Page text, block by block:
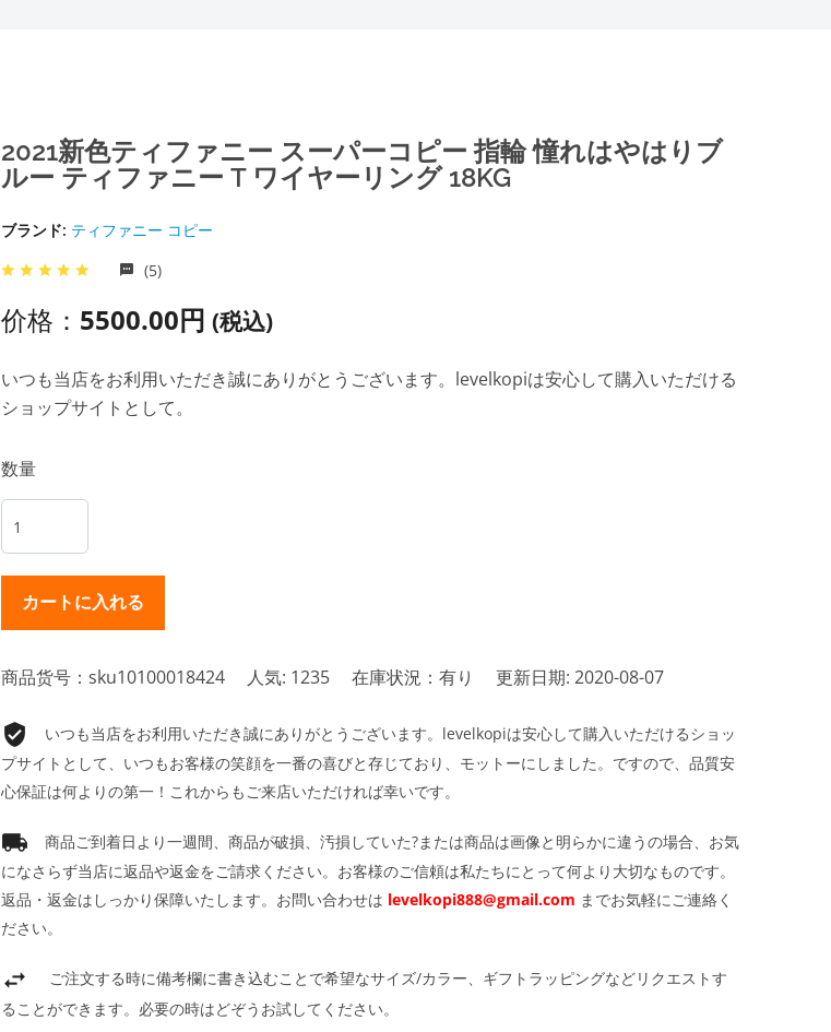
2021新色ティファニー スーパーコピー ​指輪 憧れはやはりブ
ルー ティファニー T ワイヤーリング 18KG
ブランド: ティファニー コピー
(5)
价格： 5500.00円 (税込)
いつも当店をお利用いただき誠にありがとうございます。levelkopiは安心して購入いただける
ショップサイトとして。
数量
商品货号：sku10100018424 人気: 1235 在庫状況：有り 更新日期: 2020-08-07
いつも当店をお利用いただき誠にありがとうございます。levelkopiは安心して購入いただけるショッ
プサイトとして、いつもお客様の笑顔を一番の喜びと存じており、モットーにしました。ですので、品質安
心保証は何よりの第一！これからもご来店いただければ幸いです。
商品ご到着日より一週間、商品が破損、汚損していた?または商品は画像と明らかに違うの場合、お気
になさらず当店に返品や返金をご請求ください。お客様のご信頼は私たちにとって何より大切なものです。
返品・返金はしっかり保障いたします。お問い合わせは levelkopi888@gmail.com までお気軽にご連絡く
ださい。
ご注文する時に備考欄に書き込むことで希望なサイズ/カラー、ギフトラッピングなどリクエストす
ることができます。必要の時はどぞうお試してください。